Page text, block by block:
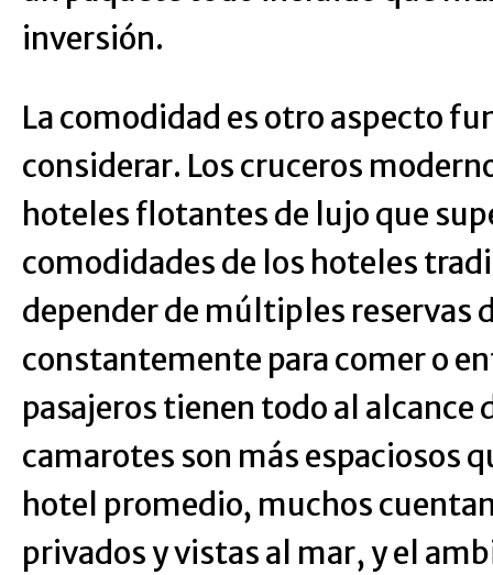
inversión.
La comodidad es otro aspecto
considerar. Los cruceros
hoteles flotantes de lujo que
comodidades de los hoteles
depender de múltiples reservas
constantemente para comer o
pasajeros tienen todo al alcance
camarotes son más espaciosos
hotel promedio, muchos
privados y vistas al mar, y el